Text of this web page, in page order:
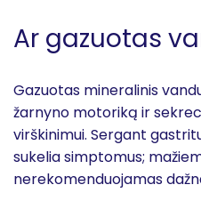
Ar gazuotas
Gazuotas mineralinis
žarnyno motoriką ir
virškinimui. Sergant
sukelia simptomus;
nerekomenduojamas